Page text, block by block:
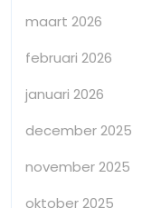
maart 2026
februari 2026
januari 2026
december 2025
november 2025
oktober 2025